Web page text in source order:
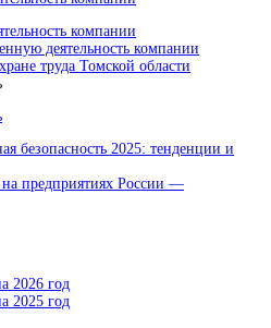
компании
деятельность компании
труда Томской области
безопасность 2025: тенденции и
предприятиях России —
2026 год
2025 год